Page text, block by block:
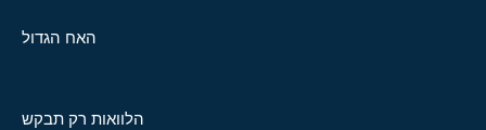
האח הגדול
הלוואות רק תבקש